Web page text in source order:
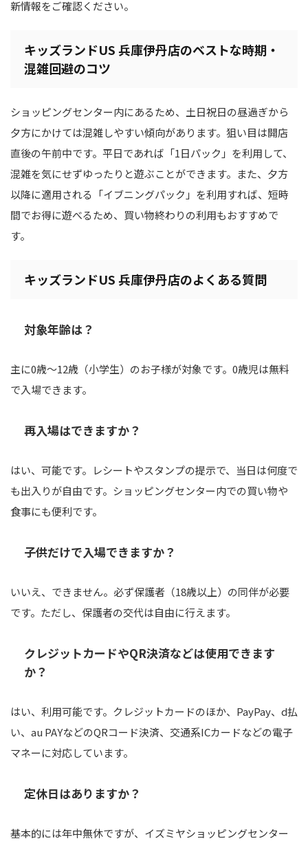
新情報をご確認ください。
キッズランドUS 兵庫伊丹店のベストな時期・
混雑回避のコツ
ショッピングセンター内にあるため、土日祝日の昼過ぎから
夕方にかけては混雑しやすい傾向があります。狙い目は開店
直後の午前中です。平日であれば「1日パック」を利用して、
混雑を気にせずゆったりと遊ぶことができます。また、夕方
以降に適用される「イブニングパック」を利用すれば、短時
間でお得に遊べるため、買い物終わりの利用もおすすめで
す。
キッズランドUS 兵庫伊丹店のよくある質問
対象年齢は？
主に0歳～12歳（小学生）のお子様が対象です。0歳児は無料
で入場できます。
再入場はできますか？
はい、可能です。レシートやスタンプの提示で、当日は何度で
も出入りが自由です。ショッピングセンター内での買い物や
食事にも便利です。
子供だけで入場できますか？
いいえ、できません。必ず保護者（18歳以上）の同伴が必要
です。ただし、保護者の交代は自由に行えます。
クレジットカードやQR決済などは使用できます
か？
はい、利用可能です。クレジットカードのほか、PayPay、d払
い、au PAYなどのQRコード決済、交通系ICカードなどの電子
マネーに対応しています。
定休日はありますか？
基本的には年中無休ですが、イズミヤショッピングセンター